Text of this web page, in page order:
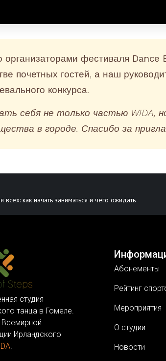
организаторами фестиваля Dance
почетных гостей, а наш
конкурса.
себя не только частью WIDA,
в городе. Спасибо за
всех: как начать заниматься и чего ожидать
студия
танца в Гомеле.
Ирландского
.
Абонементы
Рейтинг
Мероприятия
О студии
Новости